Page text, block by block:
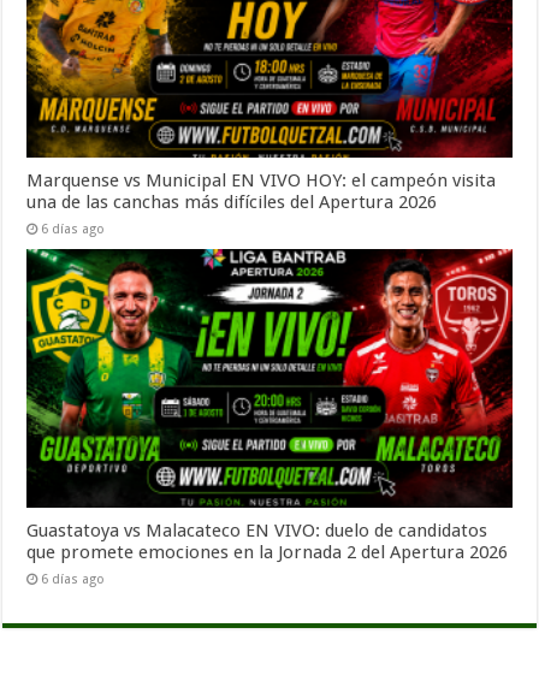
Marquense vs Municipal EN VIVO HOY: el campeón visita
una de las canchas más difíciles del Apertura 2026
6 días ago
Guastatoya vs Malacateco EN VIVO: duelo de candidatos
que promete emociones en la Jornada 2 del Apertura 2026
6 días ago